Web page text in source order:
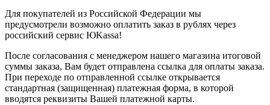
Для покупателей из Российской Федерации мы
предусмотрели возможно оплатить заказ в рублях через
российский сервис ЮKassa!
После согласования с менеджером нашего магазина итоговой
суммы заказа, Вам будет отправлена ссылка для оплаты заказа.
При переходе по отправленной ссылке открывается
стандартная (защищенная) платежная форма, в которой
вводятся реквизиты Вашей платежной карты.